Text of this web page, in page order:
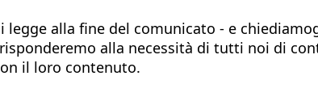
alla fine del comunicato - e
alla necessità di tutti noi di
il loro contenuto.